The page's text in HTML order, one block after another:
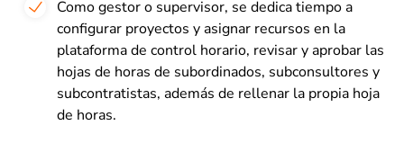
Como gestor o supervisor, se dedica tiempo a
configurar proyectos y asignar recursos en la
plataforma de control horario, revisar y aprobar las
hojas de horas de subordinados, subconsultores y
subcontratistas, además de rellenar la propia hoja
de horas.